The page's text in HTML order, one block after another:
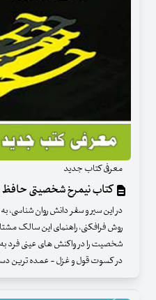
معرفی کتاب جدید
کتاب نیمرخ شخصیتی حافظ
در این سیر و سفر دانش روان
روش فرافکنی، راهنمای این سالک
شخصیت را در واکنش های عینی فرد به
در کسوت قول و غزل - عمده ترین